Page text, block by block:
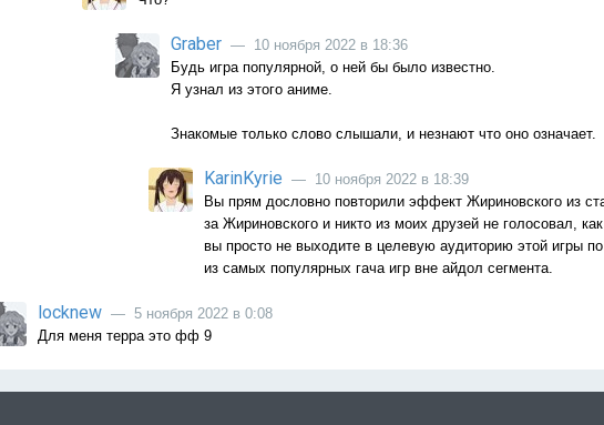
Graber — 10 ноября 2022 в 18:36
Будь игра популярной, о ней бы было известно.
Я узнал из этого аниме.
Знакомые только слово слышали, и незнают что оно означает.
KarinKyrie — 10 ноября 2022 в 18:39
Вы прям дословно повторили эффект Жириновского из
за Жириновского и никто из моих друзей не голосовал,
вы просто не выходите в целевую аудиторию этой игры
из самых популярных гача игр вне айдол сегмента.
locknew — 5 ноября 2022 в 0:08
Для меня терра это фф 9